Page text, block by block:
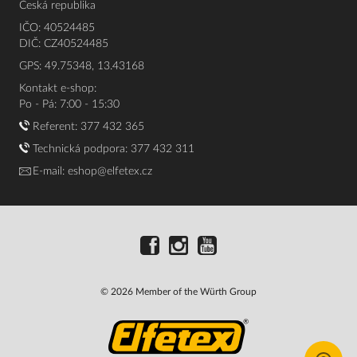
Česká republika
IČO: 40524485
DIČ: CZ40524485
GPS: 49.75348, 13.43168
Kontakt e-shop:
Po - Pá: 7:00 - 15:30
Referent: 377 432 365
Technická podpora: 377 432 311
E-mail: eshop@elfetex.cz
© 2026 Member of the Würth Group